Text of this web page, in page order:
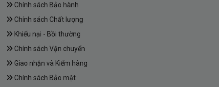
Chính sách Bảo hành
Chính sách Chất lượng
Khiếu nại - Bồi thường
Chính sách Vận chuyển
Giao nhận và Kiểm hàng
Chính sách Bảo mật